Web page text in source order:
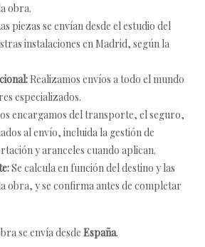
obra.
piezas se envían desde el estudio del
instalaciones en Madrid, según la
Realizamos envíos a todo el mundo
especializados.
encargamos del transporte, el seguro,
al envío, incluida la gestión de
y aranceles cuando aplican.
Se calcula en función del destino y las
obra, y se confirma antes de completar
se envía desde España.